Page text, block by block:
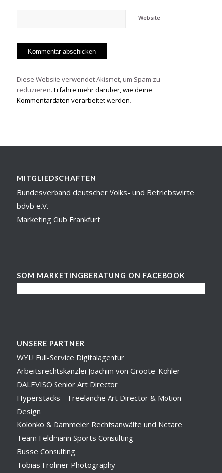
Website
Diese Website verwendet Akismet, um Spam zu
reduzieren. Erfahre mehr darüber, wie deine
Kommentardaten verarbeitet werden.
MITGLIEDSCHAFTEN
Bundesverband deutscher Volks- und Betriebswirte
bdvb e.V.
Marketing Club Frankfurt
SOM MARKETINGBERATUNG ON FACEBOOK
UNSERE PARTNER
WYL! Full-Service Digitalagentur
Arbeitsrechtskanzlei Joachim von Groote-Kohler
DALEVISO Senior Art Director
Hyperstacks – Freelanche Art Director & Motion
Design
Kolonko & Dammeier Rechtsanwälte und Notare
Team Feldmann Sports Consulting
Busse Consulting
Tobias Fröhner Photography